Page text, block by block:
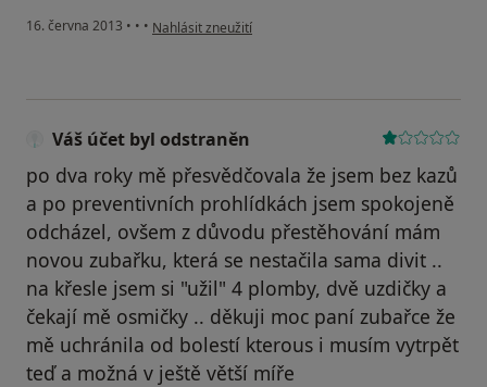
16. června 2013 • • • podle názoru uživatele Váš účet byl odstraněn
Nahlásit zneužití
Váš účet byl odstraněn
po dva roky mě přesvědčovala že jsem bez kazů
a po preventivních prohlídkách jsem spokojeně
odcházel, ovšem z důvodu přestěhování mám
novou zubařku, která se nestačila sama divit ..
na křesle jsem si "užil" 4 plomby, dvě uzdičky a
čekají mě osmičky .. děkuji moc paní zubařce že
mě uchránila od bolestí kterous i musím vytrpět
teď a možná v ještě větší míře